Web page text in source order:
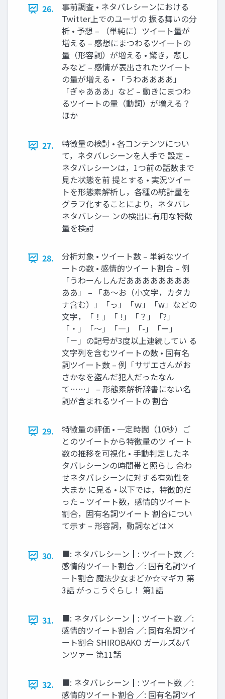
26.
事前調査 • ネタバレシーンにおける
Twitter上でのユーザの 振る舞いの分
析 • 予想 – （単純に）ツイート量が
増える – 感想にまつわるツイートの
量（形容詞）が増える • 驚き，悲し
みなど – 感情が表出されたツイート
の量が増える • 「うわああああ」
「ぎゃあああ」など – 動きにまつわ
るツイートの量（動詞）が増える？
ほか
27.
特徴量の検討 • 各コンテンツについ
て，ネタバレシーンを人手で 設定 –
ネタバレシーンは，1つ前の話数まで
見た状態を前 提とする • 実況ツイー
トを形態素解析し，各種の統計量を
グラフ化することにより，ネタバレ
ネタバレシー ンの検出に有用な特徴
量を検討
28.
分析対象 • ツイート数 – 単純なツイ
ートの数 • 感情的ツイート割合 – 例
「うわーんしんだああああああああ
ああ」 – 「あ～お（小文字，カタカ
ナ含む）」「っ」「ｗ」「w」などの
文字，「！」「 !」「？」「?」
「・」「～」「―」「-」「ー」
「－」の記号が3度以上連続してい る
文字列を含むツイートの数 • 固有名
詞ツイート数 – 例「サザエさんがお
さかなを盗んだ犯人だったなん
て……」 – 形態素解析辞書にない名
詞が含まれるツイートの 割合
29.
特徴量の評価 • 一定時間（10秒）ご
とのツイートから特徴量のツ イート
数の推移を可視化 • 手動判定したネ
タバレシーンの時間帯と照らし 合わ
せネタバレシーンに対する有効性を
大まか に見る • 以下では，特徴的だ
った – ツイート数，感情的ツイート
割合，固有名詞ツイート 割合につい
て示す – 形容詞，動詞などは×
30.
■: ネタバレシーン┃: ツイート数 ／:
感情的ツイート割合 ／: 固有名詞ツイ
ート割合 魔法少女まどか☆マギカ 第
3話 がっこうぐらし！ 第1話
31.
■: ネタバレシーン┃: ツイート数 ／:
感情的ツイート割合 ／: 固有名詞ツイ
ート割合 SHIROBAKO ガールズ&パ
ンツァー 第11話
32.
■: ネタバレシーン┃: ツイート数 ／:
感情的ツイート割合 ／: 固有名詞ツイ